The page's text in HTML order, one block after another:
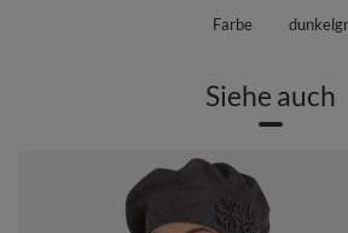
Farbe
Siehe auch